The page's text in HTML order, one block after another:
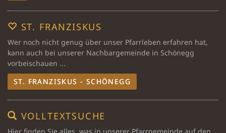
ST. FRANZISKUS
Wer noch nicht genug über unser Pfarrleben erfahren hat,
kann auch bei unserer Nachbargemeinde in Schönegg
vorbeischauen ...
ST. FRANZISKUS - SCHÖNEGG
VOLLTEXTSUCHE